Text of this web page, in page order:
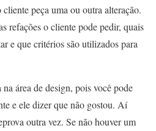
peça uma ou outra alteração.
refações o cliente pode pedir, quais
e que critérios são utilizados para
área de design, pois você pode
e ele dizer que não gostou. Aí
outra vez. Se não houver um